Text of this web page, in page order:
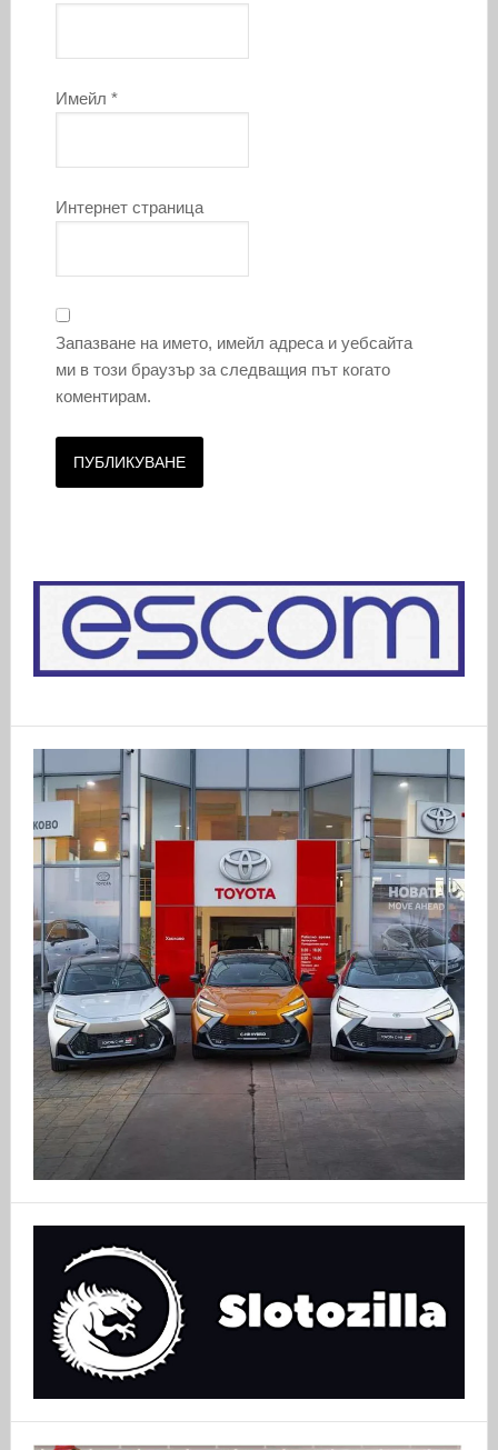
Имейл *
Интернет страница
Запазване на името, имейл адреса и уебсайта
ми в този браузър за следващия път когато
коментирам.